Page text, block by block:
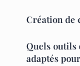
Création de
Quels outils
adaptés